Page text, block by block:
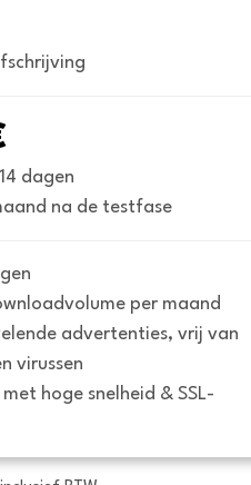
dagen
na de testfase
per maand
advertenties, vrij van
virussen
hoge snelheid & SSL-